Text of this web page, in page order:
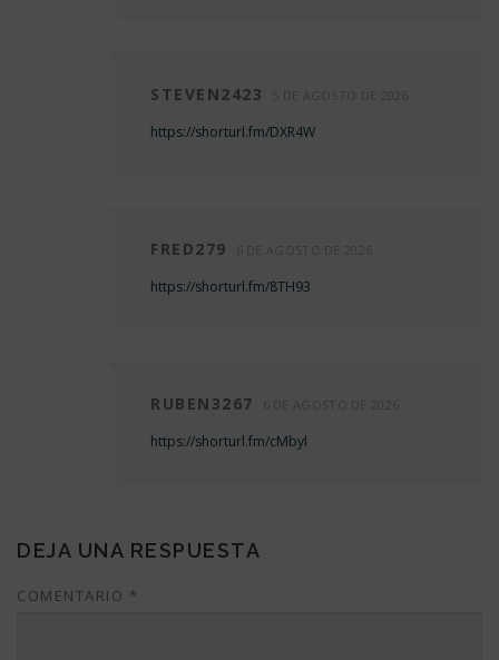
STEVEN2423
https://shorturl.fm/DXR4W
FRED279
https://shorturl.fm/8TH93
RUBEN3267
https://shorturl.fm/cMbyl
DEJA UNA RESPUESTA
COMENTARIO *